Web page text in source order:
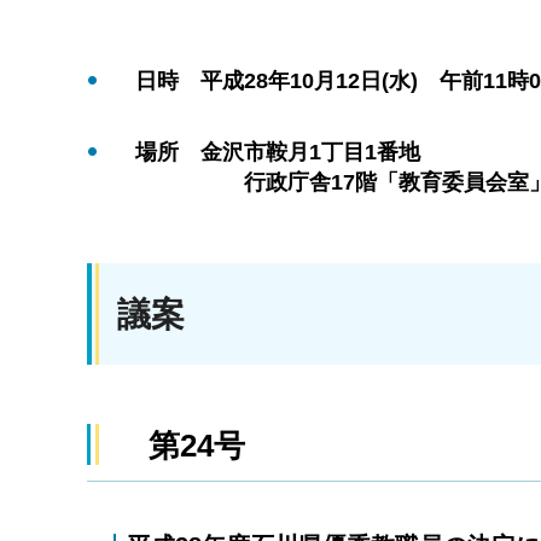
日時 平成28年10月12日(水) 午前11時
場所 金沢市鞍月1丁目1番地
行政庁舎17階「教育委員会室
議案
第24号